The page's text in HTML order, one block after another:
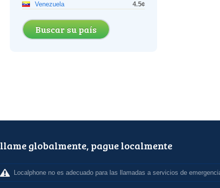
Venezuela
4.5¢
Buscar su país
llame globalmente, pague localmente
Localphone no es adecuado para las llamadas a servicios de